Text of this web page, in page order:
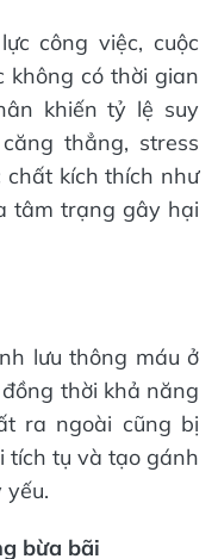
công việc, cuộc
không có thời gian
khiến tỷ lệ suy
thẳng, stress
chất kích thích như
tâm trạng gây hại
lưu thông máu ở
thời khả năng
ra ngoài cũng bị
tích tụ và tạo gánh
bừa bãi